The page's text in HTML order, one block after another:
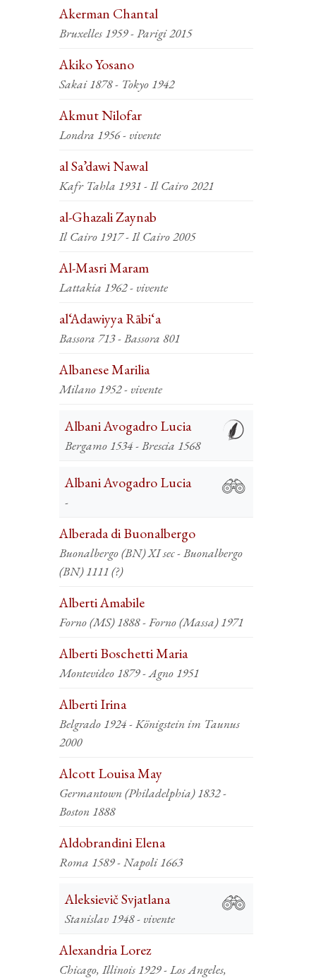
Akerman Chantal
Bruxelles 1959 - Parigi 2015
Akiko Yosano
Sakai 1878 - Tokyo 1942
Akmut Nilofar
Londra 1956 - vivente
al Sa’dawi Nawal
Kafr Tahla 1931 - Il Cairo 2021
al-Ghazali Zaynab
Il Cairo 1917 - Il Cairo 2005
Al-Masri Maram
Lattakia 1962 - vivente
al‘Adawiyya Rābi‘a
Bassora 713 - Bassora 801
Albanese Marilia
Milano 1952 - vivente
Albani Avogadro Lucia
Bergamo 1534 - Brescia 1568
Albani Avogadro Lucia
-
Alberada di Buonalbergo
Buonalbergo (BN) XI sec - Buonalbergo
(BN) 1111 (?)
Alberti Amabile
Forno (MS) 1888 - Forno (Massa) 1971
Alberti Boschetti Maria
Montevideo 1879 - Agno 1951
Alberti Irina
Belgrado 1924 - Königstein im Taunus
2000
Alcott Louisa May
Germantown (Philadelphia) 1832 -
Boston 1888
Aldobrandini Elena
Roma 1589 - Napoli 1663
Aleksievič Svjatlana
Stanislav 1948 - vivente
Alexandria Lorez
Chicago, Illinois 1929 - Los Angeles,